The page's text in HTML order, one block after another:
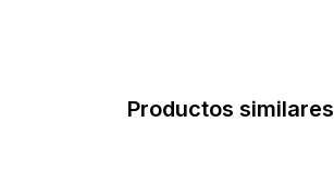
Productos similares